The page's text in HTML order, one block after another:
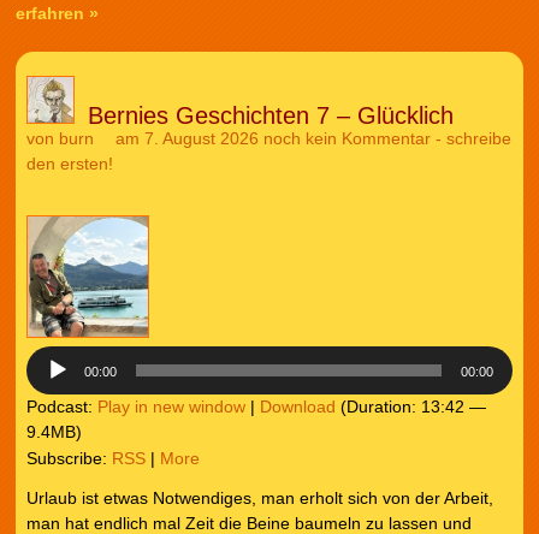
erfahren »
Bernies Geschichten 7 – Glücklich
von burn am 7. August 2026 noch kein Kommentar - schreibe
den ersten!
00:00 00:00
Podcast: Play in new window| Download (Duration: 13:42 —
9.4MB)
Subscribe: RSS| More
Urlaub ist etwas Notwendiges, man erholt sich von der Arbeit,
man hat endlich mal Zeit die Beine baumeln zu lassen und